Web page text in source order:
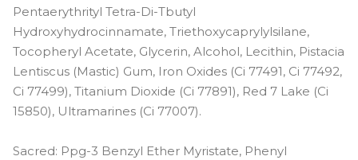
Pentaerythrityl Tetra-Di-Tbutyl
Hydroxyhydrocinnamate, Triethoxycaprylylsilane,
Tocopheryl Acetate, Glycerin, Alcohol, Lecithin, Pistacia
Lentiscus (Mastic) Gum, Iron Oxides (Ci 77491, Ci 77492,
Ci 77499), Titanium Dioxide (Ci 77891), Red 7 Lake (Ci
15850), Ultramarines (Ci 77007).
Sacred: Ppg-3 Benzyl Ether Myristate, Phenyl